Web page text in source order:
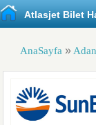
Atlasjet Bilet
AnaSayfa »